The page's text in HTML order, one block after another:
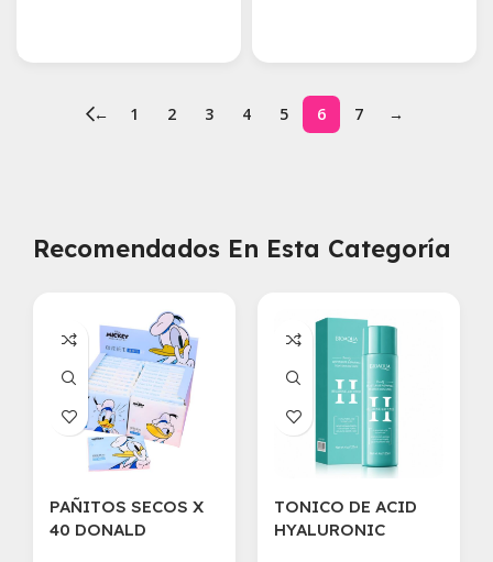
← 1 2 3 4 5 6 7 →
Recomendados En Esta Categoría
PAÑITOS SECOS X
40 DONALD
TONICO DE ACID
HYALURONIC